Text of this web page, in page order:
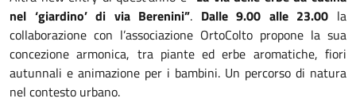
nel ‘giardino’ di via Berenini”. Dalle 9.00 alle 23.00 la
collaborazione con l’associazione OrtoColto propone la sua
concezione armonica, tra piante ed erbe aromatiche, fiori
autunnali e animazione per i bambini. Un percorso di natura
nel contesto urbano.